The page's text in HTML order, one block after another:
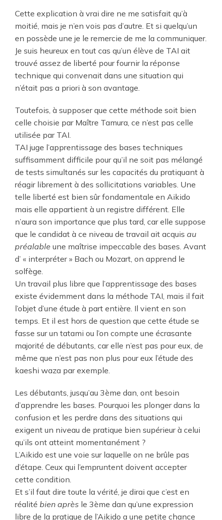
Cette explication à vrai dire ne me satisfait qu’à
moitié, mais je n’en vois pas d’autre. Et si quelqu’un
en possède une je le remercie de me la communiquer.
Je suis heureux en tout cas qu’un élève de TAI ait
trouvé assez de liberté pour fournir la réponse
technique qui convenait dans une situation qui
n’était pas a priori à son avantage.
Toutefois, à supposer que cette méthode soit bien
celle choisie par Maître Tamura, ce n’est pas celle
utilisée par TAI.
TAI juge l’apprentissage des bases techniques
suffisamment difficile pour qu’il ne soit pas mélangé
de tests simultanés sur les capacités du pratiquant à
réagir librement à des sollicitations variables. Une
telle liberté est bien sûr fondamentale en Aikido
mais elle appartient à un registre différent. Elle
n’aura son importance que plus tard, car elle suppose
que le candidat à ce niveau de travail ait acquis au
préalable une maîtrise impeccable des bases. Avant
d’ « interpréter » Bach ou Mozart, on apprend le
solfège.
Un travail plus libre que l’apprentissage des bases
existe évidemment dans la méthode TAI, mais il fait
l’objet d’une étude à part entière. Il vient en son
temps. Et il est hors de question que cette étude se
fasse sur un tatami ou l’on compte une écrasante
majorité de débutants, car elle n’est pas pour eux, de
même que n’est pas non plus pour eux l’étude des
kaeshi waza par exemple.
Les débutants, jusqu’au 3ème dan, ont besoin
d’apprendre les bases. Pourquoi les plonger dans la
confusion et les perdre dans des situations qui
exigent un niveau de pratique bien supérieur à celui
qu’ils ont atteint momentanément ?
L’Aikido est une voie sur laquelle on ne brûle pas
d’étape. Ceux qui l’empruntent doivent accepter
cette condition.
Et s’il faut dire toute la vérité, je dirai que c’est en
réalité bien après le 3ème dan qu’une expression
libre de la pratique de l’Aikido a une petite chance